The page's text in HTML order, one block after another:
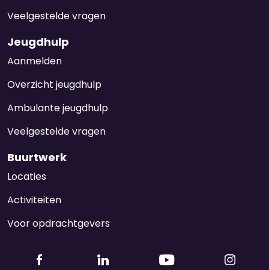
Veelgestelde vragen
Jeugdhulp
Aanmelden
Overzicht jeugdhulp
Ambulante jeugdhulp
Veelgestelde vragen
Buurtwerk
Locaties
Activiteiten
Voor opdrachtgevers